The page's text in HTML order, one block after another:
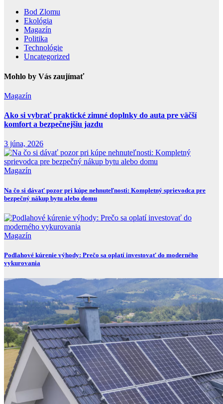
Bod Zlomu
Ekológia
Magazín
Politika
Technológie
Uncategorized
Mohlo by Vás zaujímať
Magazín
Ako si vybrať praktické zimné doplnky do auta pre väčší
komfort a bezpečnejšiu jazdu
3 júna, 2026
Magazín
Na čo si dávať pozor pri kúpe nehnuteľnosti: Kompletný sprievodca pre
bezpečný nákup bytu alebo domu
Magazín
Podlahové kúrenie výhody: Prečo sa oplatí investovať do moderného
vykurovania